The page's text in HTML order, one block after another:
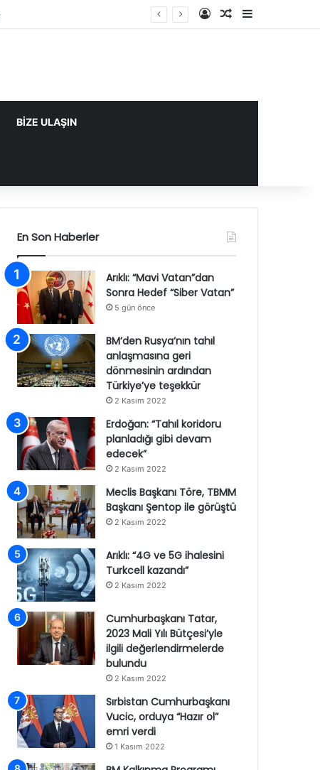
Kayıt OlRastgele Makale
Kenar
BİZE ULAŞIN
En Son Haberler
Arıklı: “Mavi Vatan”dan
Sonra Hedef “Siber Vatan”
5 gün önce
BM’den Rusya’nın tahıl
anlaşmasına geri
dönmesinin ardından
Türkiye’ye teşekkür
2 Kasım 2022
Erdoğan: “Tahıl koridoru
planladığı gibi devam
edecek”
2 Kasım 2022
Meclis Başkanı Töre, TBMM
Başkanı Şentop ile görüştü
2 Kasım 2022
Arıklı: “4G ve 5G ihalesini
Turkcell kazandı”
2 Kasım 2022
Cumhurbaşkanı Tatar,
2023 Mali Yılı Bütçesi’yle
ilgili değerlendirmelerde
bulundu
2 Kasım 2022
Sırbistan Cumhurbaşkanı
Vucic, orduya “Hazır ol”
emri verdi
1 Kasım 2022